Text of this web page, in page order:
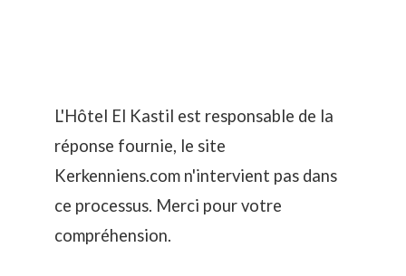
L'Hôtel El Kastil est responsable de la
réponse fournie, le site
Kerkenniens.com n'intervient pas dans
ce processus. Merci pour votre
compréhension.